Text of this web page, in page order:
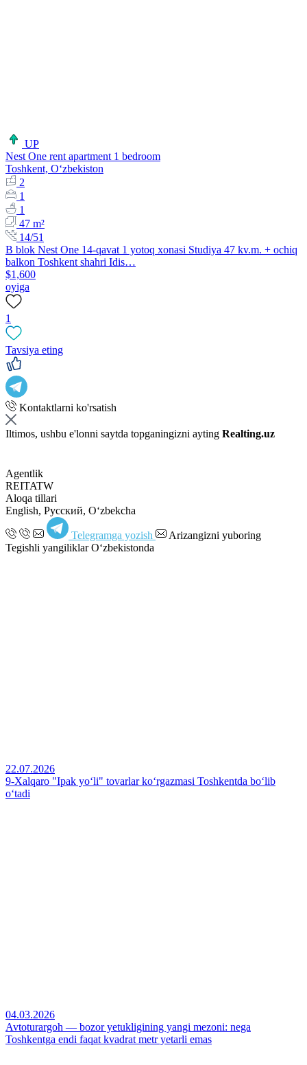
UP
Nest One rent apartment 1 bedroom
Toshkent, Oʻzbekiston
2
1
1
47 m²
14/51
B blok Nest One 14-qavat 1 yotoq xonasi Studiya 47 kv.m. + ochiq
balkon Toshkent shahri Idis…
$1,600
oyiga
1
Tavsiya eting
Kontaktlarni ko'rsatish
Iltimos, ushbu e'lonni saytda topganingizni ayting Realting.uz
Agentlik
REITATW
Aloqa tillari
English, Русский, Oʻzbekcha
Telegramga yozish
Arizangizni yuboring
Tegishli yangiliklar O‘zbekistonda
22.07.2026
9-Xalqaro "Ipak yo‘li" tovarlar ko‘rgazmasi Toshkentda bo‘lib
o‘tadi
04.03.2026
Avtoturargoh — bozor yetukligining yangi mezoni: nega
Toshkentga endi faqat kvadrat metr yetarli emas